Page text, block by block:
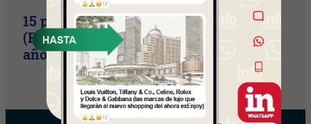
15 primaveras tienes que cumplir
(Festival Música de la Tierra celebra 15
años)